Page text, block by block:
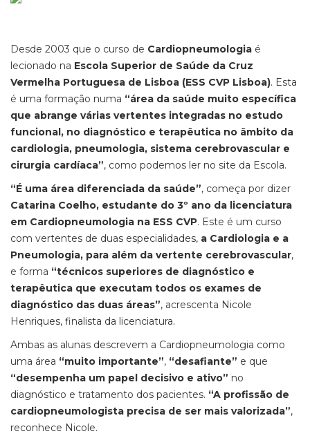
Desde 2003 que o curso de Cardiopneumologia é
lecionado na Escola Superior de Saúde da Cruz
Vermelha Portuguesa de Lisboa (ESS CVP Lisboa). Esta
é uma formação numa “área da saúde muito específica
que abrange várias vertentes integradas no estudo
funcional, no diagnóstico e terapêutica no âmbito da
cardiologia, pneumologia, sistema cerebrovascular e
cirurgia cardíaca”, como podemos ler no site da Escola.
“É uma área diferenciada da saúde”, começa por dizer
Catarina Coelho, estudante do 3º ano da licenciatura
em Cardiopneumologia na ESS CVP. Este é um curso
com vertentes de duas especialidades, a Cardiologia e a
Pneumologia, para além da vertente cerebrovascular,
e forma “técnicos superiores de diagnóstico e
terapêutica que executam todos os exames de
diagnóstico das duas áreas”, acrescenta Nicole
Henriques, finalista da licenciatura.
Ambas as alunas descrevem a Cardiopneumologia como
uma área “muito importante”, “desafiante” e que
“desempenha um papel decisivo e ativo” no
diagnóstico e tratamento dos pacientes. “A profissão de
cardiopneumologista precisa de ser mais valorizada”,
reconhece Nicole.